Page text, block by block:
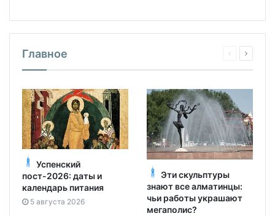
Главное
Успенский
пост-2026: даты и
календарь питания
5 августа 2026
Эти скульптуры
знают все алматинцы:
чьи работы украшают
мегаполис?